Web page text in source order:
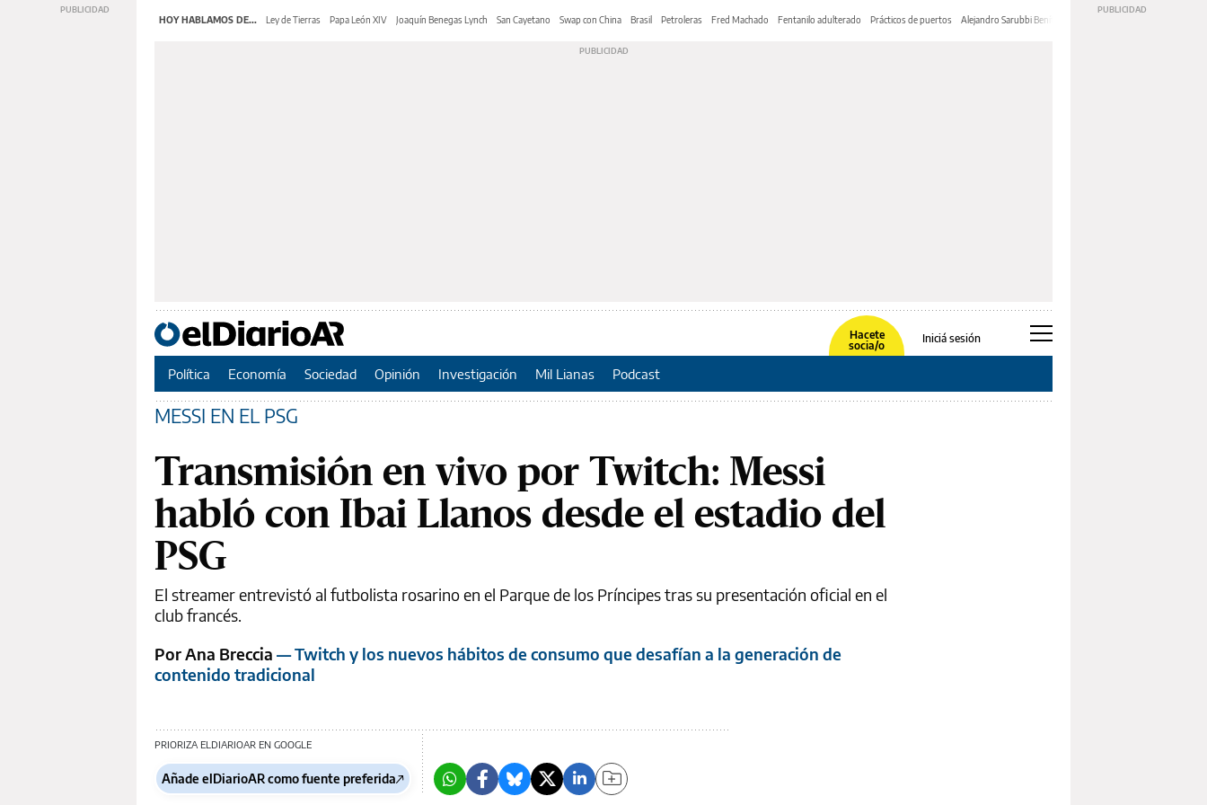
HOY HABLAMOS DE... Ley de Tierras Papa León XIV Joaquín Benegas Lynch San Cayetano Swap con China Brasil Petroleras Fred Machado Fentanilo adulterado Prácticos de puertos Alejandro Sarubbi Benítez
Hacete
socia/o
Iniciá sesión
Política Economía Sociedad Opinión Investigación Mil Lianas Podcast
MESSI EN EL PSG
Transmisión en vivo por Twitch: Messi
habló con Ibai Llanos desde el estadio del
PSG
El streamer entrevistó al futbolista rosarino en el Parque de los Príncipes tras su presentación oficial en el
club francés.
Por Ana Breccia — Twitch y los nuevos hábitos de consumo que desafían a la generación de
contenido tradicional
PRIORIZA ELDIARIOAR EN GOOGLE
Añade elDiarioAR como fuente preferida